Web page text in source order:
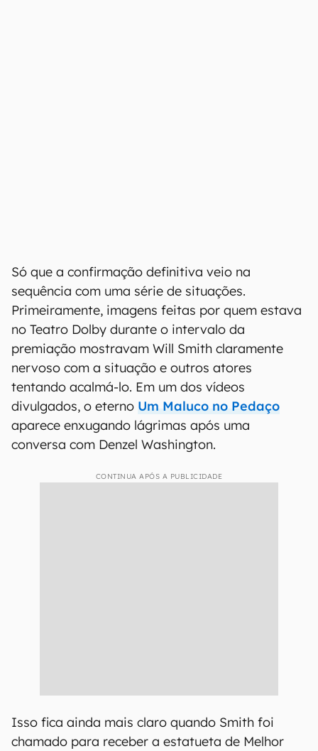
Só que a confirmação definitiva veio na
sequência com uma série de situações.
Primeiramente, imagens feitas por quem estava
no Teatro Dolby durante o intervalo da
premiação mostravam Will Smith claramente
nervoso com a situação e outros atores
tentando acalmá-lo. Em um dos vídeos
divulgados, o eterno Um Maluco no Pedaço
aparece enxugando lágrimas após uma
conversa com Denzel Washington.
CONTINUA APÓS A PUBLICIDADE
Isso fica ainda mais claro quando Smith foi
chamado para receber a estatueta de Melhor